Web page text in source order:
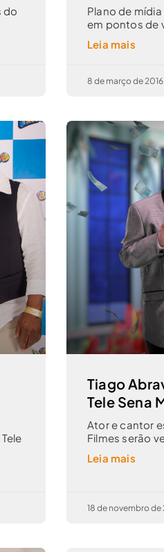
do
Plano de
em pontos de
Leia mais
8 de março de 2016
Tiago
Tele Sena
Ator e cantor
Filmes serão
Leia mais
18 de novembro de